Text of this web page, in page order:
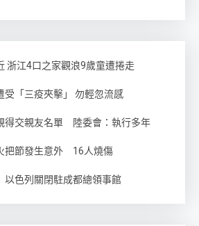
浙江4口之家觀浪9歲童遭捲走
受「三疫夾擊」 勿輕忽流感
得交親友名單 陸委會：執行多年
把節發生意外 16人燒傷
色列關閉駐成都總領事館